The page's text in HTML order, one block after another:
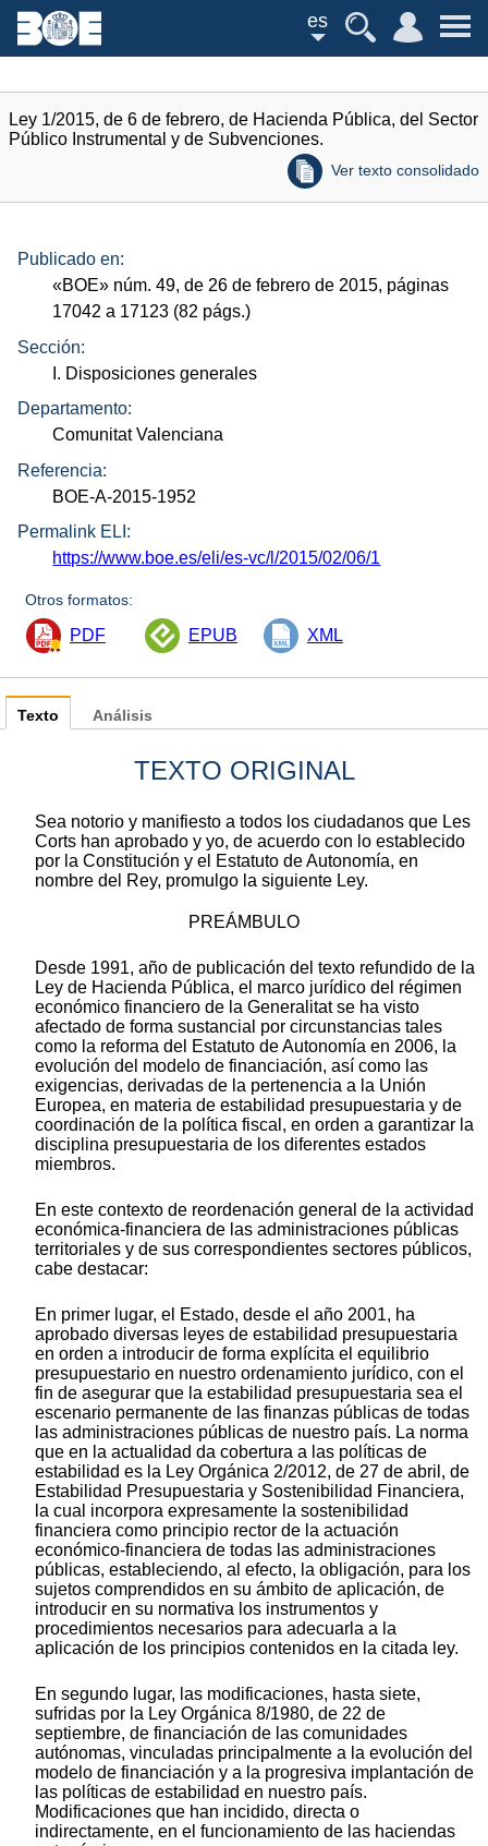
es
Ley 1/2015, de 6 de febrero, de Hacienda Pública, del Sector
Público Instrumental y de Subvenciones.
Ver texto consolidado
Publicado en:
«BOE» núm. 49, de 26 de febrero de 2015, páginas
17042 a 17123 (82 págs.)
Sección:
I. Disposiciones generales
Departamento:
Comunitat Valenciana
Referencia:
BOE-A-2015-1952
Permalink ELI:
https://www.boe.es/eli/es-vc/l/2015/02/06/1
Otros formatos:
PDF EPUB XML
Texto
TEXTO ORIGINAL
Sea notorio y manifiesto a todos los ciudadanos que Les
Corts han aprobado y yo, de acuerdo con lo establecido
por la Constitución y el Estatuto de Autonomía, en
nombre del Rey, promulgo la siguiente Ley.
PREÁMBULO
Desde 1991, año de publicación del texto refundido de la
Ley de Hacienda Pública, el marco jurídico del régimen
económico financiero de la Generalitat se ha visto
afectado de forma sustancial por circunstancias tales
como la reforma del Estatuto de Autonomía en 2006, la
evolución del modelo de financiación, así como las
exigencias, derivadas de la pertenencia a la Unión
Europea, en materia de estabilidad presupuestaria y de
coordinación de la política fiscal, en orden a garantizar la
disciplina presupuestaria de los diferentes estados
miembros.
En este contexto de reordenación general de la actividad
económica-financiera de las administraciones públicas
territoriales y de sus correspondientes sectores públicos,
cabe destacar:
En primer lugar, el Estado, desde el año 2001, ha
aprobado diversas leyes de estabilidad presupuestaria
en orden a introducir de forma explícita el equilibrio
presupuestario en nuestro ordenamiento jurídico, con el
fin de asegurar que la estabilidad presupuestaria sea el
escenario permanente de las finanzas públicas de todas
las administraciones públicas de nuestro país. La norma
que en la actualidad da cobertura a las políticas de
estabilidad es la Ley Orgánica 2/2012, de 27 de abril, de
Estabilidad Presupuestaria y Sostenibilidad Financiera,
la cual incorpora expresamente la sostenibilidad
financiera como principio rector de la actuación
económico-financiera de todas las administraciones
públicas, estableciendo, al efecto, la obligación, para los
sujetos comprendidos en su ámbito de aplicación, de
introducir en su normativa los instrumentos y
procedimientos necesarios para adecuarla a la
aplicación de los principios contenidos en la citada ley.
En segundo lugar, las modificaciones, hasta siete,
sufridas por la Ley Orgánica 8/1980, de 22 de
septiembre, de financiación de las comunidades
autónomas, vinculadas principalmente a la evolución del
modelo de financiación y a la progresiva implantación de
las políticas de estabilidad en nuestro país.
Modificaciones que han incidido, directa o
indirectamente, en el funcionamiento de las haciendas
Análisis